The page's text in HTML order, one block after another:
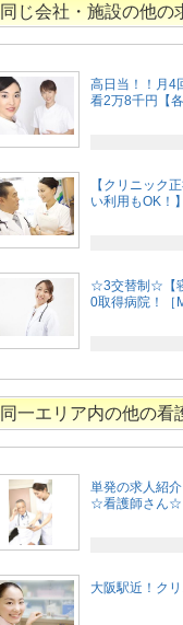
同じ会社・施設の他の
高日当！！月4
看2万8千円【
【クリニック
い利用もOK！
☆3交替制☆【
0取得病院！［
同一エリア内の他の看
単発の求人紹
☆看護師さん☆
大阪駅近！ク